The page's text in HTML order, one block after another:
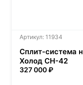
Артикул: 11934
Сплит-система
Холод СН-42
327 000 ₽